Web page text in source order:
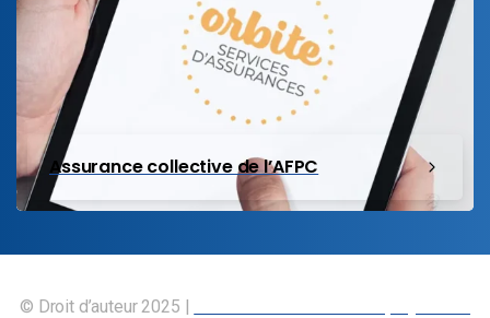
Assurance collective de l’AFPC
© Droit d’auteur 2025 |